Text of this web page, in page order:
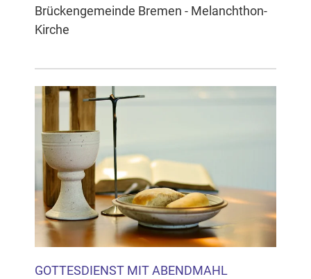
Brückengemeinde Bremen - Melanchthon-
Kirche
GOTTESDIENST MIT ABENDMAHL